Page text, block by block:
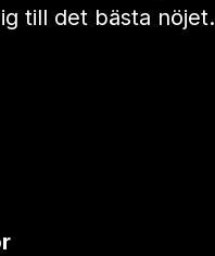
till det bästa nöjet.